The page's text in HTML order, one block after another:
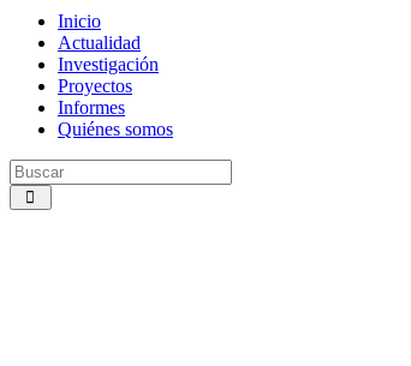
Inicio
Actualidad
Investigación
Proyectos
Informes
Quiénes somos